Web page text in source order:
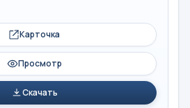
Карточка
Просмотр
Скачать